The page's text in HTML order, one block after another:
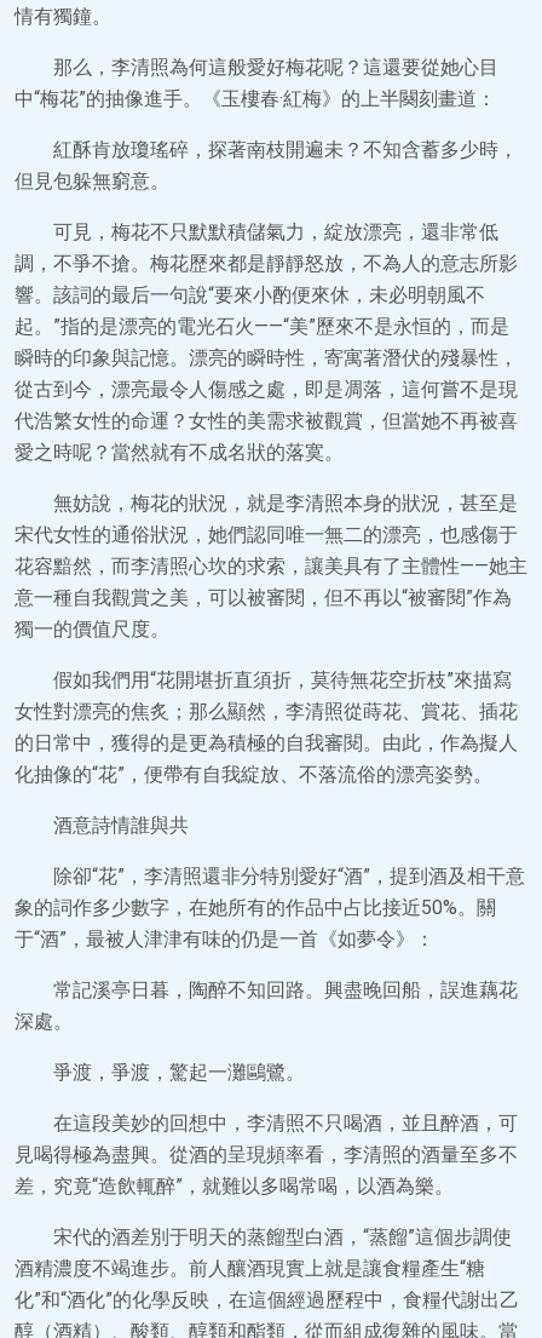
情有獨鐘。
那么，李清照為何這般愛好梅花呢？這還要從她心目
中“梅花”的抽像進手。《玉樓春·紅梅》的上半闋刻畫道：
紅酥肯放瓊瑤碎，探著南枝開遍未？不知含蓄多少時，
但見包躲無窮意。
可見，梅花不只默默積儲氣力，綻放漂亮，還非常低
調，不爭不搶。梅花歷來都是靜靜怒放，不為人的意志所影
響。該詞的最后一句說“要來小酌便來休，未必明朝風不
起。”指的是漂亮的電光石火——“美”歷來不是永恒的，而是
瞬時的印象與記憶。漂亮的瞬時性，寄寓著潛伏的殘暴性，
從古到今，漂亮最令人傷感之處，即是凋落，這何嘗不是現
代浩繁女性的命運？女性的美需求被觀賞，但當她不再被喜
愛之時呢？當然就有不成名狀的落寞。
無妨說，梅花的狀況，就是李清照本身的狀況，甚至是
宋代女性的通俗狀況，她們認同唯一無二的漂亮，也感傷于
花容黯然，而李清照心坎的求索，讓美具有了主體性——她主
意一種自我觀賞之美，可以被審閱，但不再以“被審閱”作為
獨一的價值尺度。
假如我們用“花開堪折直須折，莫待無花空折枝”來描寫
女性對漂亮的焦炙；那么顯然，李清照從蒔花、賞花、插花
的日常中，獲得的是更為積極的自我審閱。由此，作為擬人
化抽像的“花”，便帶有自我綻放、不落流俗的漂亮姿勢。
酒意詩情誰與共
除卻“花”，李清照還非分特別愛好“酒”，提到酒及相干意
象的詞作多少數字，在她所有的作品中占比接近50%。關
于“酒”，最被人津津有味的仍是一首《如夢令》：
常記溪亭日暮，陶醉不知回路。興盡晚回船，誤進藕花
深處。
爭渡，爭渡，驚起一灘鷗鷺。
在這段美妙的回想中，李清照不只喝酒，並且醉酒，可
見喝得極為盡興。從酒的呈現頻率看，李清照的酒量至多不
差，究竟“造飲輒醉”，就難以多喝常喝，以酒為樂。
宋代的酒差別于明天的蒸餾型白酒，“蒸餾”這個步調使
酒精濃度不竭進步。前人釀酒現實上就是讓食糧產生“糖
化”和“酒化”的化學反映，在這個經過歷程中，食糧代謝出乙
醇（酒精）、酸類、醇類和酯類，從而組成復雜的風味。當